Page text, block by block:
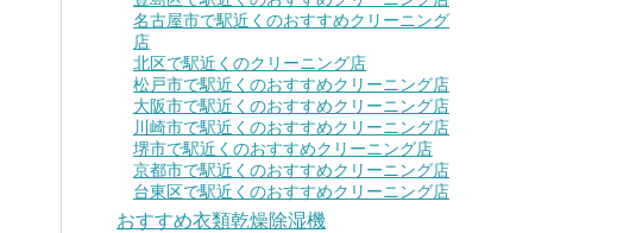
名古屋市で駅近くのおすすめクリーニング
店
北区で駅近くのクリーニング店
松戸市で駅近くのおすすめクリーニング店
大阪市で駅近くのおすすめクリーニング店
川崎市で駅近くのおすすめクリーニング店
堺市で駅近くのおすすめクリーニング店
京都市で駅近くのおすすめクリーニング店
台東区で駅近くのおすすめクリーニング店
おすすめ衣類乾燥除湿機